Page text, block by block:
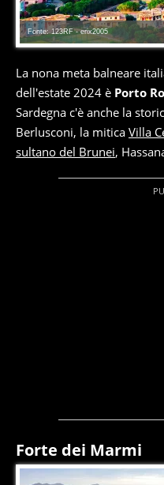
Fonte: 123RF - erix2005
La nona meta balneare
dell'estate 2024 è Porto
Sardegna c'è anche la
Berlusconi, la mitica Villa
sultano del Brunei,
Forte dei Marmi